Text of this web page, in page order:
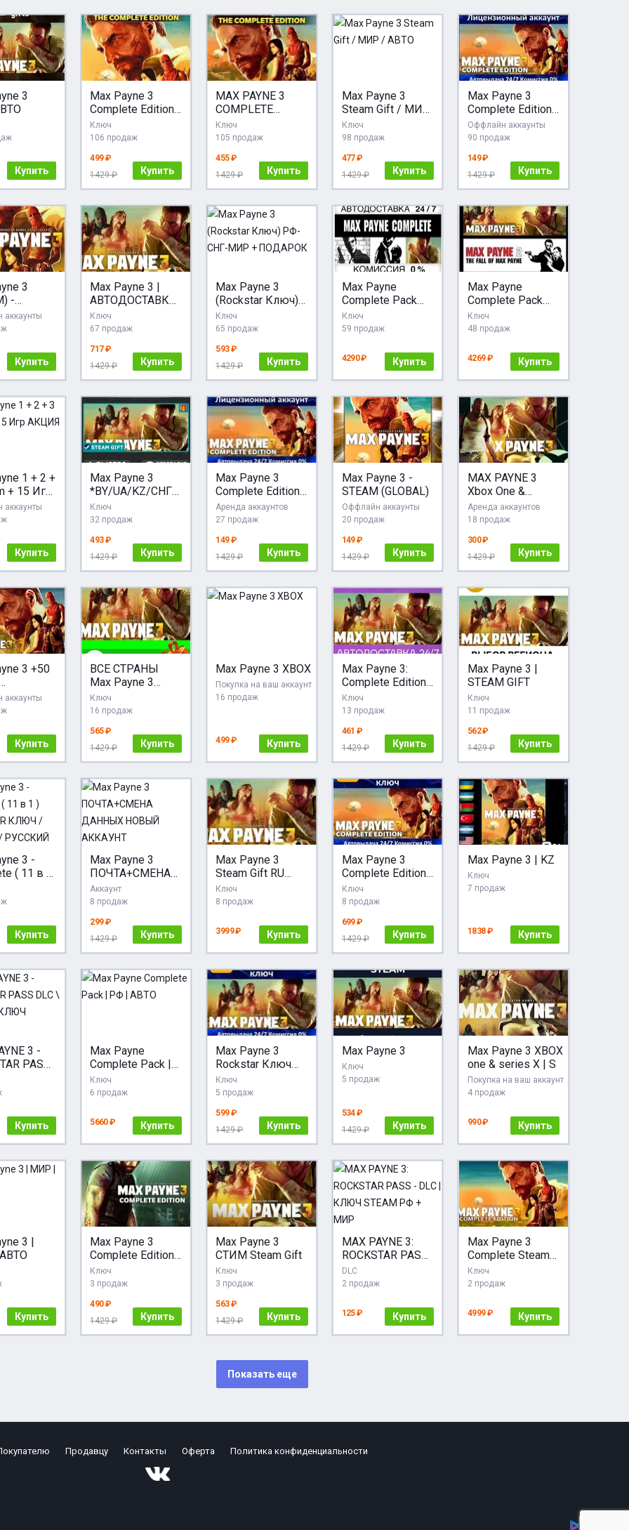
3
Купить
Max Payne 3
Complete Edition
(ROCKSTAR
Ключ/
Ключ
106 продаж
499 ₽
1429 ₽
Купить
MAX PAYNE 3
COMPLETE
EDITION
ROCKSTAR
Ключ
105 продаж
455 ₽
1429 ₽
Купить
Max Payne 3
Steam Gift / МИР
/ АВТО
Ключ
98 продаж
477 ₽
1429 ₽
Купить
Max Payne 3
Complete Edition
Steam + 30 Игр
АКЦИЯ Карты
Оффлайн аккаунты
90 продаж
149 ₽
1429 ₽
Купить
3
-
Купить
Max Payne 3 |
АВТОДОСТАВКА
Украина/
Казахстан Steam
Ключ
67 продаж
717 ₽
1429 ₽
Купить
Max Payne 3
(Rockstar Ключ)
РФ-СНГ-МИР +
ПОДАРОК
Ключ
65 продаж
593 ₽
1429 ₽
Купить
Max Payne
Complete Pack
STEAM•RU
АВТОДОСТАВКА
Ключ
59 продаж
4290 ₽ Купить
Max Payne
Complete Pack
Выбор Стран
Авто-Доставка
Ключ
48 продаж
4269 ₽ Купить
1 + 2 +
+ 15 Игр
АКЦИЯ Карты
Купить
Max Payne 3
*BY/UA/KZ/СНГ
Steam Auto
Ключ
32 продаж
493 ₽
1429 ₽
Купить
Max Payne 3
Complete Edition
Steam Аренда
Аккаунта Онлайн
Аренда аккаунтов
27 продаж
149 ₽
1429 ₽
Купить
Max Payne 3 -
STEAM (GLOBAL)
Оффлайн аккаунты
20 продаж
149 ₽
1429 ₽
Купить
MAX PAYNE 3
Xbox One &
Series X|S
Аренда аккаунтов
18 продаж
300 ₽
1429 ₽
Купить
3 +50
Купить
ВСЕ СТРАНЫ
Max Payne 3
Steam Gift
Ключ
16 продаж
565 ₽
1429 ₽
Купить
Max Payne 3 XBOX
Покупка на ваш аккаунт
16 продаж
499 ₽ Купить
Max Payne 3:
Complete Edition |
Rockstar ключ
GLOBAL
Ключ
13 продаж
461 ₽
1429 ₽
Купить
Max Payne 3 |
STEAM GIFT
Ключ
11 продаж
562 ₽
1429 ₽
Купить
3 -
( 11 в 1
/
ЯЗЫК
Купить
Max Payne 3
ПОЧТА+СМЕНА
ДАННЫХ
НОВЫЙ
Аккаунт
8 продаж
299 ₽
1429 ₽
Купить
Max Payne 3
Steam Gift RU
Region
Ключ
8 продаж
3999 ₽ Купить
Max Payne 3
Complete Edition
Rockstar Key RU-
CIS
Ключ
8 продаж
699 ₽
1429 ₽
Купить
Max Payne 3 | KZ
Ключ
7 продаж
1838 ₽ Купить
3 -
PASS
\
Купить
Max Payne
Complete Pack |
РФ | АВТО
Ключ
6 продаж
5660 ₽ Купить
Max Payne 3
Rockstar Ключ
Активации
РФ+СНГ+МИР
Ключ
5 продаж
599 ₽
1429 ₽
Купить
Max Payne 3
Ключ
5 продаж
534 ₽
1429 ₽
Купить
Max Payne 3 XBOX
one & series X | S
Покупка на ваш аккаунт
4 продаж
990 ₽ Купить
3 |
Купить
Max Payne 3
Complete Edition
Region Free
ROCKSTAR
Ключ
3 продаж
490 ₽
1429 ₽
Купить
Max Payne 3
СТИМ Steam Gift
Ключ
3 продаж
563 ₽
1429 ₽
Купить
MAX PAYNE 3:
ROCKSTAR PASS
- DLC | КЛЮЧ
STEAM РФ +
DLC
2 продаж
125 ₽ Купить
Max Payne 3
Complete Steam
Gift RU Region
Ключ
2 продаж
4999 ₽ Купить
Показать еще
Продавцу Контакты Оферта Политика конфиденциальности